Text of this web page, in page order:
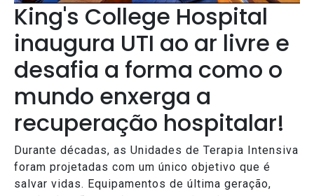
King's College Hospital
inaugura UTI ao ar livre e
desafia a forma como o
mundo enxerga a
recuperação hospitalar!
Durante décadas, as Unidades de Terapia Intensiva
foram projetadas com um único objetivo que é
salvar vidas. Equipamentos de última geração,